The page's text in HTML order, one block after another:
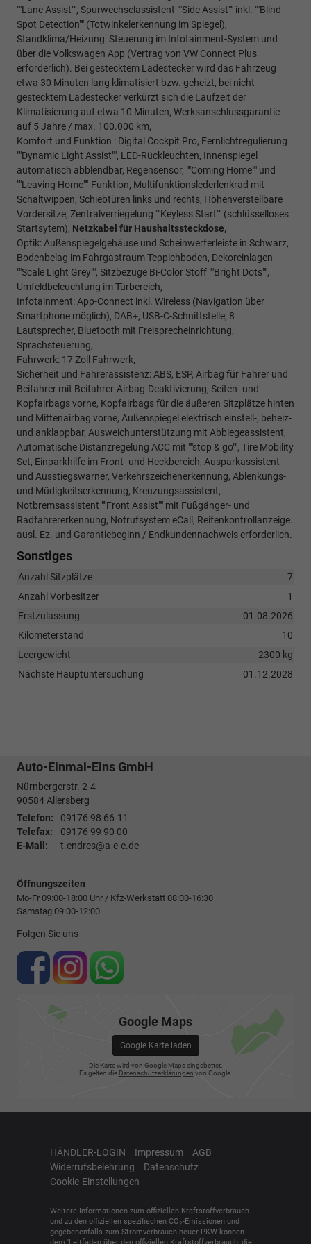
""Lane Assist"", Spurwechselassistent ""Side Assist"" inkl. ""Blind
Spot Detection"" (Totwinkelerkennung im Spiegel),
Standklima/Heizung: Steuerung im Infotainment-System und
über die Volkswagen App (Vertrag von VW Connect Plus
erforderlich). Bei gestecktem Ladestecker wird das Fahrzeug
etwa 30 Minuten lang klimatisiert bzw. geheizt, bei nicht
gestecktem Ladestecker verkürzt sich die Laufzeit der
Klimatisierung auf etwa 10 Minuten, Werksanschlussgarantie
auf 5 Jahre / max. 100.000 km,
Komfort und Funktion : Digital Cockpit Pro, Fernlichtregulierung
""Dynamic Light Assist"", LED-Rückleuchten, Innenspiegel
automatisch abblendbar, Regensensor, ""Coming Home"" und
""Leaving Home""-Funktion, Multifunktionslederlenkrad mit
Schaltwippen, Schiebtüren links und rechts, Höhenverstellbare
Vordersitze, Zentralverriegelung ""Keyless Start"" (schlüsselloses
Startsytem), Netzkabel für Haushaltssteckdose,
Optik: Außenspiegelgehäuse und Scheinwerferleiste in Schwarz,
Bodenbelag im Fahrgastraum Teppichboden, Dekoreinlagen
""Scale Light Grey"", Sitzbezüge Bi-Color Stoff ""Bright Dots"",
Umfeldbeleuchtung im Türbereich,
Infotainment: App-Connect inkl. Wireless (Navigation über
Smartphone möglich), DAB+, USB-C-Schnittstelle, 8
Lautsprecher, Bluetooth mit Freisprecheinrichtung,
Sprachsteuerung,
Fahrwerk: 17 Zoll Fahrwerk,
Sicherheit und Fahrerassistenz: ABS, ESP, Airbag für Fahrer und
Beifahrer mit Beifahrer-Airbag-Deaktivierung, Seiten- und
Kopfairbags vorne, Kopfairbags für die äußeren Sitzplätze hinten
und Mittenairbag vorne, Außenspiegel elektrisch einstell-, beheiz-
und anklappbar, Ausweichunterstützung mit Abbiegeassistent,
Automatische Distanzregelung ACC mit ""stop & go"", Tire Mobility
Set, Einparkhilfe im Front- und Heckbereich, Ausparkassistent
und Ausstiegswarner, Verkehrszeichenerkennung, Ablenkungs-
und Müdigkeitserkennung, Kreuzungsassistent,
Notbremsassistent ""Front Assist"" mit Fußgänger- und
Radfahrererkennung, Notrufsystem eCall, Reifenkontrollanzeige.
ausl. Ez. und Garantiebeginn / Endkundennachweis erforderlich.
Sonstiges
Anzahl Sitzplätze
7
Anzahl Vorbesitzer
1
Erstzulassung
01.08.2026
Kilometerstand
10
Leergewicht
2300 kg
Nächste Hauptuntersuchung
01.12.2028
Auto-Einmal-Eins GmbH
Nürnbergerstr. 2-4
90584Allersberg
Telefon:
09176 98 66-11
Telefax:
09176 99 90 00
E-Mail:
t.endres@a-e-e.de
Öffnungszeiten
Mo-Fr 09:00-18:00 Uhr / Kfz-Werkstatt 08:00-16:30
Samstag 09:00-12:00
Folgen Sie uns
Google Maps
Google Karte laden
Die Karte wird von Google Maps eingebettet.
Es gelten die Datenschutzerklärungen von Google.
HÄNDLER-LOGIN Impressum
AGB
Widerrufsbelehrung
Datenschutz
Cookie-Einstellungen
Weitere Informationen zum offiziellen Kraftstoffverbrauch
und zu den offiziellen spezifischen CO2-Emissionen und
gegebenenfalls zum Stromverbrauch neuer PKW können